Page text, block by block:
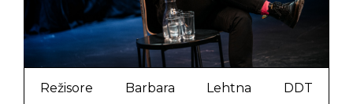
Režisore Barbara Lehtna DDT